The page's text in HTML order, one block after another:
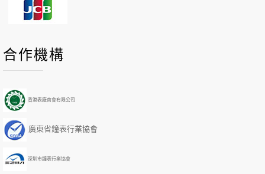
合作機構
香港表廠商會有限公司
廣東省鐘表行業協會
深圳市鐘表行業協會
r
e
o
s
a
P
r
e
i
o
u
s
M
o
n
N
e
x
Y
e
a
r
N
e
x